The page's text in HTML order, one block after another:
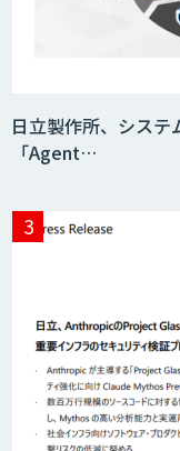
日立製作所、シス
「Agent…